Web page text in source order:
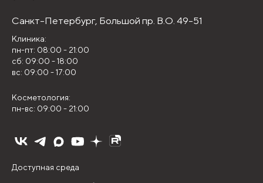
Санкт-Петербург, Большой пр. В.О. 49-51
Клиника:
пн-пт: 08:00 - 21:00
сб: 09:00 - 18:00
вс: 09:00 - 17:00
Косметология:
пн-вс: 09:00 - 21:00
Доступная среда